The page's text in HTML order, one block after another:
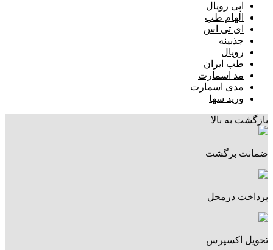
اپی رویال
الهام طب
ای تی اس
جذبینه
رویال
طب ایران
مد اسمارت
مدی اسمارت
ورید سها
بازگشت به بالا
ضمانت برگشت
پرداخت درمحل
تحویل اکسپرس